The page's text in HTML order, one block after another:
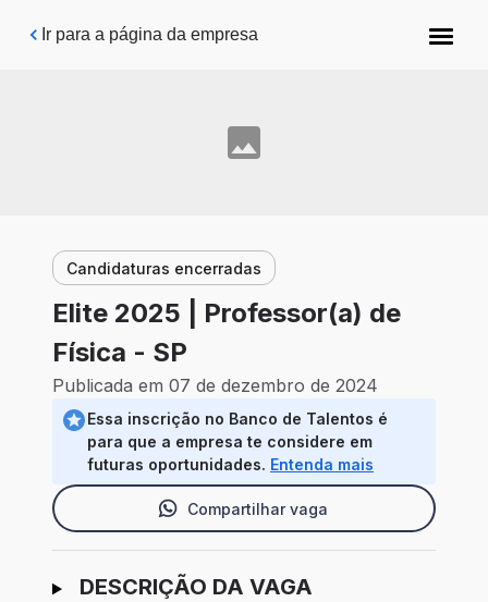
Pular para o conteúdo principal
Ir para a página da empresa
Candidaturas encerradas
Elite 2025 | Professor(a) de
Física - SP
Publicada em 07 de dezembro de 2024
Essa inscrição no Banco de Talentos é
para que a empresa te considere em
futuras oportunidades. Entenda mais
Compartilhar vaga
Ir para candidatura
DESCRIÇÃO DA VAGA